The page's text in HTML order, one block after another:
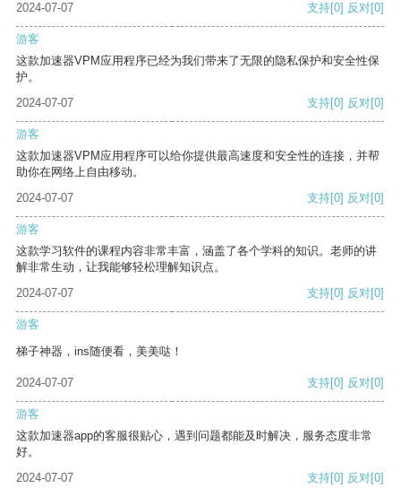
2024-07-07 支持[0] 反对[0]
游客
这款加速器VPM应用程序已经为我们带来了无限的隐私保护和安全性保
护。
2024-07-07
支持[0] 反对[0]
游客
这款加速器VPM应用程序可以给你提供最高速度和安全性的连接，并帮
助你在网络上自由移动。
2024-07-07
支持[0] 反对[0]
游客
这款学习软件的课程内容非常丰富，涵盖了各个学科的知识。老师的讲
解非常生动，让我能够轻松理解知识点。
2024-07-07
支持[0] 反对[0]
游客
梯子神器，ins随便看，美美哒！
2024-07-07 支持[0] 反对[0]
游客
这款加速器app的客服很贴心，遇到问题都能及时解决，服务态度非常
好。
2024-07-07
支持[0] 反对[0]